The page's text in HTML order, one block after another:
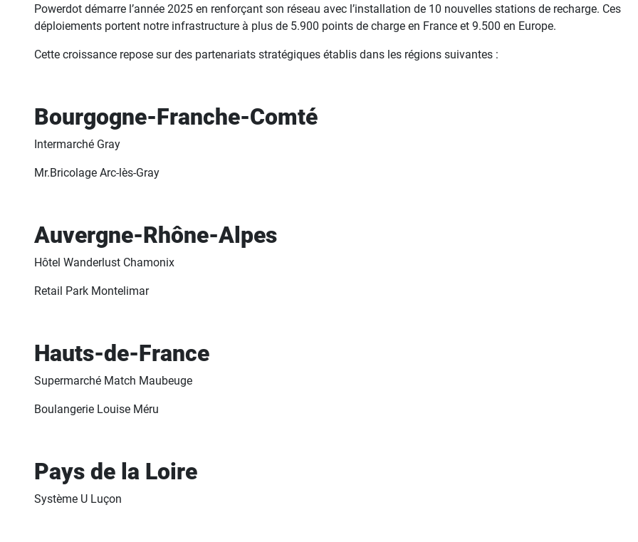
Powerdot démarre l’année 2025 en renforçant son réseau avec l’installation de 10 nouvelles stations de recharge. Ces
déploiements portent notre infrastructure à plus de 5.900 points de charge en France et 9.500 en Europe.
Cette croissance repose sur des partenariats stratégiques établis dans les régions suivantes :
Bourgogne-Franche-Comté
Intermarché Gray
Mr.Bricolage Arc-lès-Gray
Auvergne-Rhône-Alpes
Hôtel Wanderlust Chamonix
Retail Park Montelimar
Hauts-de-France
Supermarché Match Maubeuge
Boulangerie Louise Méru
Pays de la Loire
Système U Luçon